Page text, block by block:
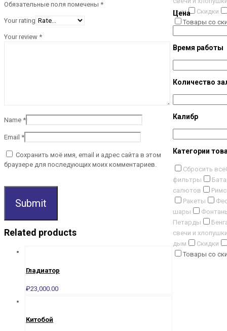
Обязательные поля помечены *
Your rating
Your review *
Name *
Email *
Сохранить моё имя, email и адрес сайта в этом
браузере для последующих моих комментариев.
Related products
Гладиатор
₽23,000.00
Китобой
дым
Скидки
Товары со
Цена
Время работы
Количество
Калибр
Категории
Сбросить все
фильтры
салютов
Ракеты
шары
Петарды
свечи и
дым
Скидки
Товары со